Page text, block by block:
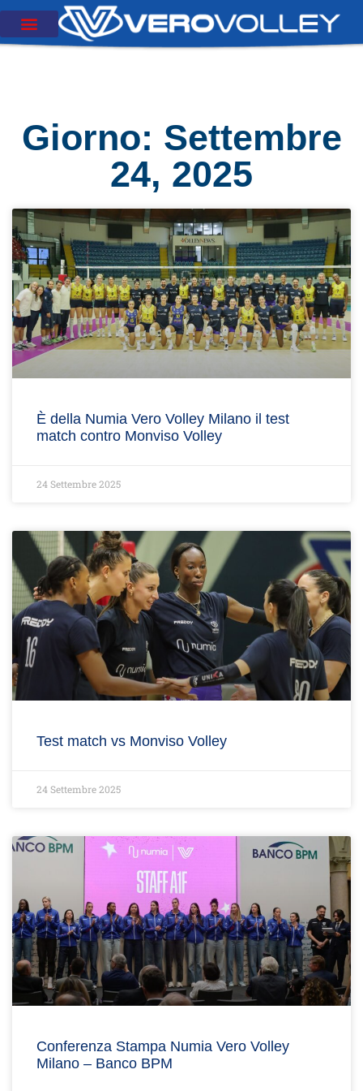
Giorno: Settembre
24, 2025
È della Numia Vero Volley Milano il test
match contro Monviso Volley
24 Settembre 2025
Test match vs Monviso Volley
24 Settembre 2025
Conferenza Stampa Numia Vero Volley
Milano – Banco BPM